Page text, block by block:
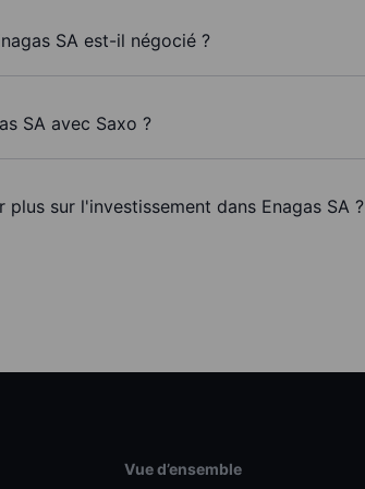
SA est-il négocié ?
SA avec Saxo ?
plus sur l'investissement dans Enagas SA ?
Vue d’ensemble